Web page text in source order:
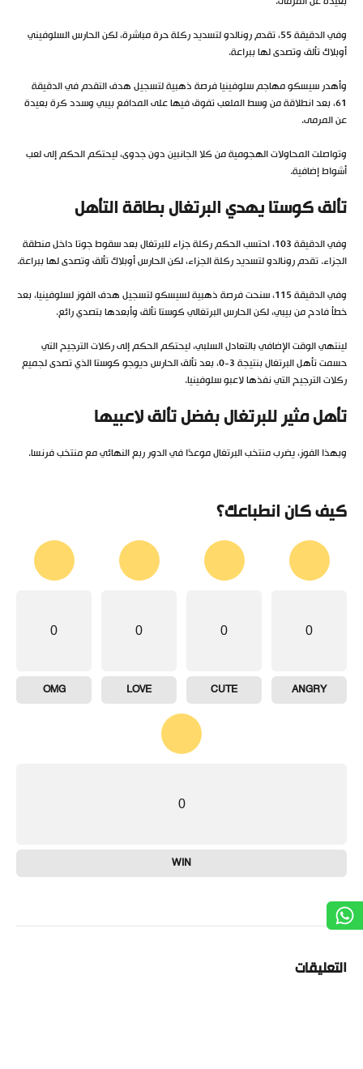
وفي الدقيقة 55، تقدم رونالدو لتسديد ركلة حرة مباشرة، لكن الحارس السلوفيني
أوبلاك تألق وتصدى لها ببراعة.
وأهدر سيسكو مهاجم سلوفينيا فرصة ذهبية لتسجيل هدف التقدم في الدقيقة
61، بعد انطلاقة من وسط الملعب تفوق فيها على المدافع بيبي وسدد كرة بعيدة
عن المرمى.
وتواصلت المحاولات الهجومية من كلا الجانبين دون جدوى، ليحتكم الحكم إلى لعب
أشواط إضافية.
تألق كوستا يهدي البرتغال بطاقة التأهل
وفي الدقيقة 103، احتسب الحكم ركلة جزاء للبرتغال بعد سقوط جوتا داخل منطقة
الجزاء. تقدم رونالدو لتسديد ركلة الجزاء، لكن الحارس أوبلاك تألق وتصدى لها ببراعة.
وفي الدقيقة 115، سنحت فرصة ذهبية لسيسكو لتسجيل هدف الفوز لسلوفينيا، بعد
خطأ فادح من بيبي، لكن الحارس البرتغالي كوستا تألق وأبعدها بتصدي رائع.
لينتهي الوقت الإضافي بالتعادل السلبي، ليحتكم الحكم إلى ركلات الترجيح التي
حسمت تأهل البرتغال بنتيجة 3-0، بعد تألق الحارس ديوجو كوستا الذي تصدى لجميع
ركلات الترجيح التي نفذها لاعبو سلوفينيا.
تأهل مثير للبرتغال بفضل تألق لاعبيها
وبهذا الفوز، يضرب منتخب البرتغال موعدًا في الدور ربع النهائي مع منتخب فرنسا.
كيف كان انطباعك؟
0
ANGRY
0
CUTE
0
LOVE
0
OMG
0
WIN
التعليقات